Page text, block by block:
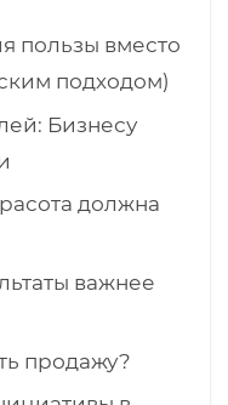
пользы вместо
подходом)
Бизнесу
должна
важнее
продажу?